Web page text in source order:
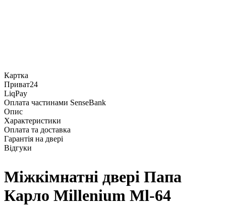
Картка
Приват24
LiqPay
Оплата частинами SenseBank
Опис
Характеристики
Оплата та доставка
Гарантія на двері
Відгуки
Міжкімнатні двері Папа
Карло Millenium Ml-64